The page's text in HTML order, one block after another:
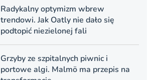
Radykalny optymizm wbrew
trendowi. Jak Oatly nie dało się
podtopić niezielonej fali
Grzyby ze szpitalnych piwnic i
portowe algi. Malmö ma przepis na